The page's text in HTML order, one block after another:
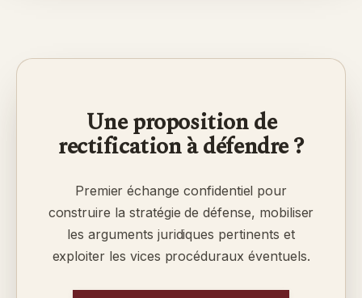
Une proposition de
rectification à défendre ?
Premier échange confidentiel pour
construire la stratégie de défense, mobiliser
les arguments juridiques pertinents et
exploiter les vices procéduraux éventuels.